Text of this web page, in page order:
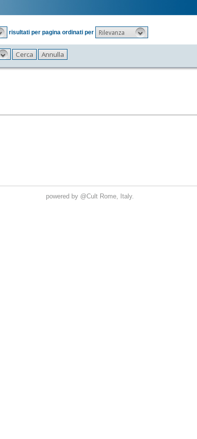
risultati per pagina ordinati per Rilevanza
powered by @Cult Rome, Italy.